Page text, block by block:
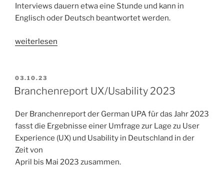
Interviews dauern etwa eine Stunde und kann in
Englisch oder Deutsch beantwortet werden.
„Einladung
an
einer
zum
Thema
„Nutzung
von
GenAI
weiterlesen
VERÖFFENTLICHT
AM
03.10.23
Branchenreport UX/Usability 2023
Der Branchenreport der German UPA für das Jahr 2023
fasst die Ergebnisse einer Umfrage zur Lage zu User
Experience (UX) und Usability in Deutschland in der
Zeit von
April bis Mai 2023 zusammen.